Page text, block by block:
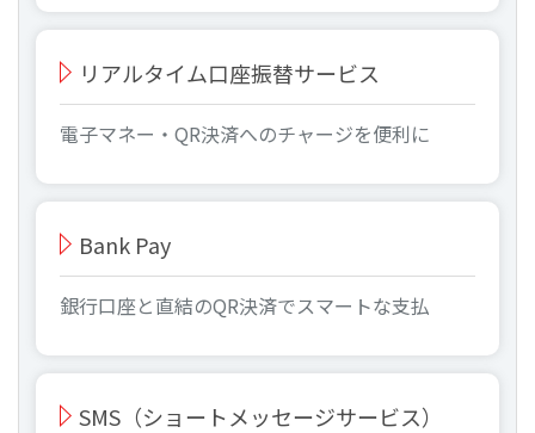
リアルタイム口座振替サービス
電子マネー・QR決済へのチャージを便利に
Bank Pay
銀行口座と直結のQR決済でスマートな支払
SMS（ショートメッセージサービス）